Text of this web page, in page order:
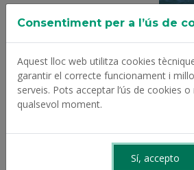
Valldarques a l'Alt Urgell
Excursionisme i senderisme
Marxa
Consentiment per a l’ús de
Aquest lloc web utilitza cookies
garantir el correcte funcionament i
serveis. Pots acceptar l’ús de cookies
qualsevol moment.
Sí, accepto